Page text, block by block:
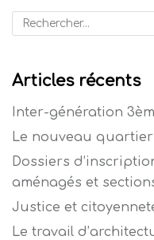
Articles récents
Inter-génération
Le nouveau quartier
Dossiers
aménagés et
Justice et
Le travail